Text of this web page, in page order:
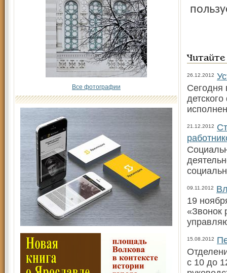
Все фотографии
26.12.2012
Сегодня
21.12.2012
09.11.2012
19
«Звонок
15.08.2012
с 10 до